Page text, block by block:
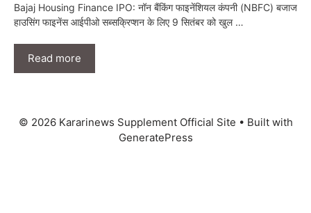
Bajaj Housing Finance IPO: नॉन बैंकिंग फाइनेंशियल कंपनी (NBFC) बजाज
हाउसिंग फाइनेंस आईपीओ सब्सक्रिप्शन के लिए 9 सितंबर को खुल …
Read more
© 2026 Kararinews Supplement Official Site • Built with
GeneratePress